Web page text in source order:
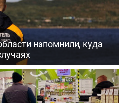
напомнили, куда